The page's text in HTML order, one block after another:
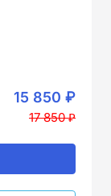
15 850 ₽
17 850 ₽